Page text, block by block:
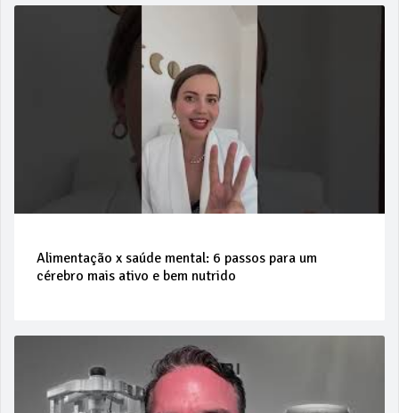
Alimentação x saúde mental: 6 passos para um
cérebro mais ativo e bem nutrido